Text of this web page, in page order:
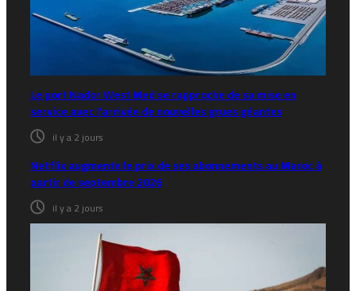
Le port Nador West Med se rapproche de sa mise en
service avec l’arrivée de nouvelles grues géantes
il y a 2 jours
Netflix augmente le prix de ses abonnements au Maroc à
partir de septembre 2026
il y a 2 jours